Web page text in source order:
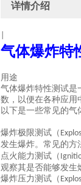
详情介绍
气体爆炸特
用途
气体爆炸特性测试是
数，以便在各种应用
以下是一些常见的气
爆炸极限测试（
发生爆炸。常见的方
点火能力测试（
观察其是否能够发生
爆炸压力测试（